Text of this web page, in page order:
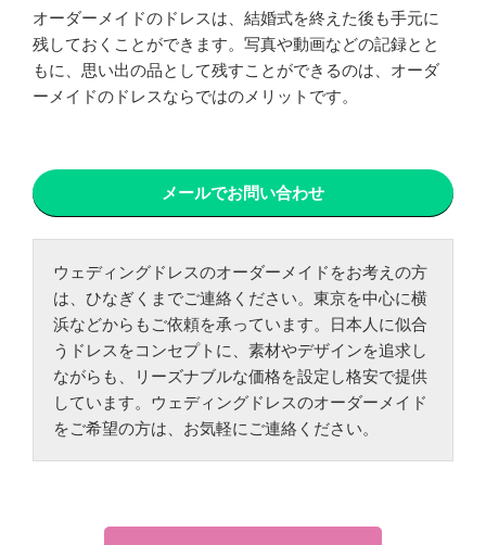
オーダーメイドのドレスは、結婚式を終えた後も手元に
残しておくことができます。写真や動画などの記録とと
もに、思い出の品として残すことができるのは、オーダ
ーメイドのドレスならではのメリットです。
メールでお問い合わせ
ウェディングドレスのオーダーメイドをお考えの方
は、ひなぎくまでご連絡ください。東京を中心に横
浜などからもご依頼を承っています。日本人に似合
うドレスをコンセプトに、素材やデザインを追求し
ながらも、リーズナブルな価格を設定し格安で提供
しています。ウェディングドレスのオーダーメイド
をご希望の方は、お気軽にご連絡ください。